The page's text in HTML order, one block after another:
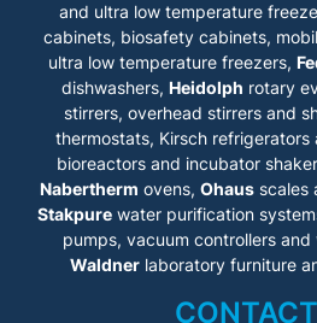
and ultra low temperature
cabinets, biosafety cabinets,
ultra low temperature freezers,
dishwashers, Heidolph rotary
stirrers, overhead stirrers and
thermostats, Kirsch refrigerators
bioreactors and incubator
Nabertherm ovens, Ohausscales
Stakpure water purification
pumps, vacuum controllers
Waldnerlaboratory furniture